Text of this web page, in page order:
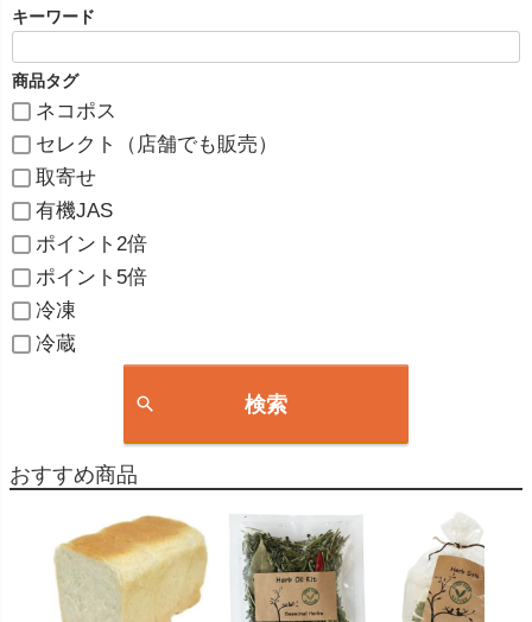
キーワード
商品タグ
ネコポス
セレクト（店舗でも販売）
取寄せ
有機JAS
ポイント2倍
ポイント5倍
冷凍
冷蔵
検索
おすすめ商品